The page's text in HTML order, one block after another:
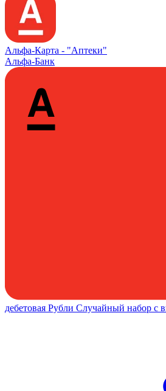
Альфа‑Карта - "Аптеки"
Альфа-Банк
дебетовая Рубли Случайный набор с